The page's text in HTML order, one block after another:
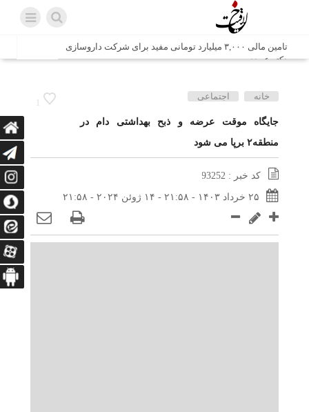
تامین مالی ۳,۰۰۰ میلیارد تومانی مفید برای شرکت داروسازی
دکتر عبیدی
شش وزیر کابینه پاکستان با حضور در سفارت ایران در اسلام
اتابک: ظرفیت های جدید همکاری‌های تجاری ایران و پاکستان با
محوریت بخش خصوصی فعال می‌شود
در مسیر جا‌مانده‌ها، دل‌ها به کربلا رسیده است
وزیر صمت خواستار پیگیری کانتینرهای ایرانی در بندر کراچی
شد / تجارت ۱۰ میلیارد دلاری ایران و پاکستان
1
خانه اجتماعی
جایگاه موقت عرضه و ذبح بهداشتی دام در
منطقه۲ برپا می شود
کد خبر : 93252
۲۵ خرداد ۱۴۰۳ - ۲۱:۵۸ - ۱۴ ژوئن ۲۰۲۴ - ۲۱:۵۸